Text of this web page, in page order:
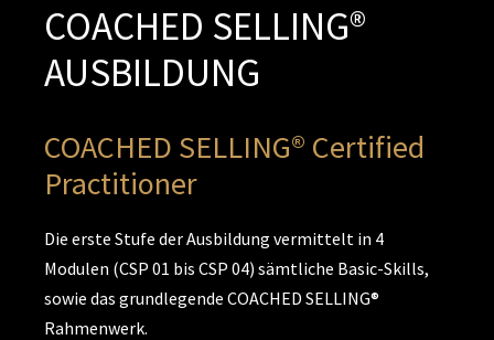
COACHED SELLING®
AUSBILDUNG
COACHED SELLING® Certified
Practitioner
Die erste Stufe der Ausbildung vermittelt in 4
Modulen (CSP 01 bis CSP 04) sämtliche Basic-Skills,
sowie das grundlegende COACHED SELLING®
Rahmenwerk.